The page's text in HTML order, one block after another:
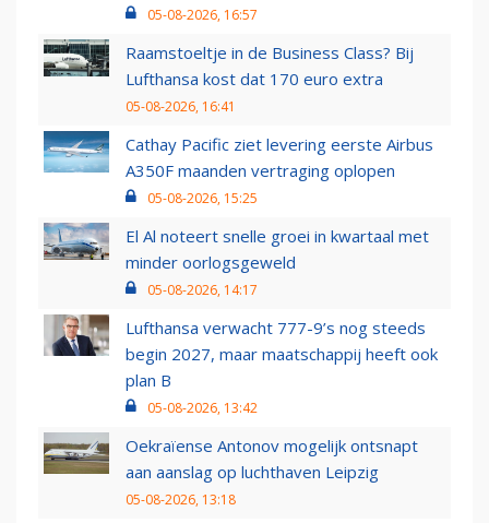
05-08-2026, 16:57
Raamstoeltje in de Business Class? Bij
Lufthansa kost dat 170 euro extra
05-08-2026, 16:41
Cathay Pacific ziet levering eerste Airbus
A350F maanden vertraging oplopen
05-08-2026, 15:25
El Al noteert snelle groei in kwartaal met
minder oorlogsgeweld
05-08-2026, 14:17
Lufthansa verwacht 777-9’s nog steeds
begin 2027, maar maatschappij heeft ook
plan B
05-08-2026, 13:42
Oekraïense Antonov mogelijk ontsnapt
aan aanslag op luchthaven Leipzig
05-08-2026, 13:18